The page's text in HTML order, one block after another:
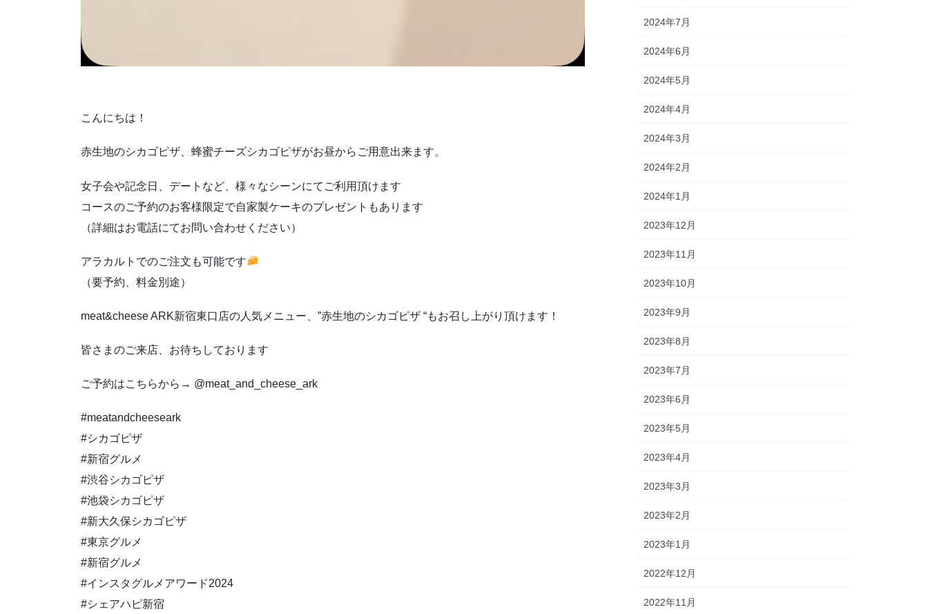
こんにちは！
赤生地のシカゴピザ、蜂蜜チーズシカゴピザがお昼からご用意出来ます。
女子会や記念日、デートなど、様々なシーンにてご利用頂けます
コースのご予約のお客様限定で自家製ケーキのプレゼントもあります
（詳細はお電話にてお問い合わせください）
アラカルトでのご注文も可能です
（要予約、料金別途）
meat&cheese ARK新宿東口店の人気メニュー、”赤生地のシカゴピザ “もお召し上がり頂けます！
皆さまのご来店、お待ちしております
ご予約はこちらから→ @meat_and_cheese_ark
#meatandcheeseark
#シカゴピザ
#新宿グルメ
#渋谷シカゴピザ
#池袋シカゴピザ
#新大久保シカゴピザ
#東京グルメ
#新宿グルメ
#インスタグルメアワード2024
#シェアハピ新宿
2024年7月
2024年6月
2024年5月
2024年4月
2024年3月
2024年2月
2024年1月
2023年12月
2023年11月
2023年10月
2023年9月
2023年8月
2023年7月
2023年6月
2023年5月
2023年4月
2023年3月
2023年2月
2023年1月
2022年12月
2022年11月